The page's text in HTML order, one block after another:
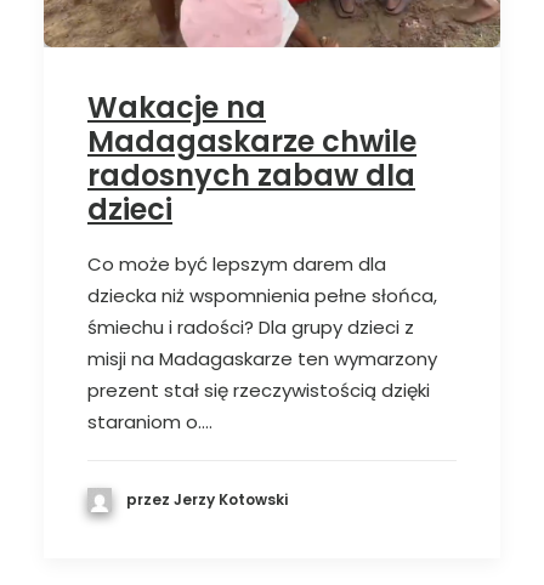
Wakacje na
Madagaskarze chwile
radosnych zabaw dla
dzieci
Co może być lepszym darem dla
dziecka niż wspomnienia pełne słońca,
śmiechu i radości? Dla grupy dzieci z
misji na Madagaskarze ten wymarzony
prezent stał się rzeczywistością dzięki
staraniom o.…
przez Jerzy Kotowski